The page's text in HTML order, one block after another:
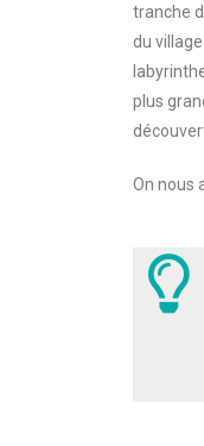
tranche
du
plus
On nous